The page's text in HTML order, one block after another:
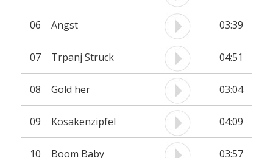
06 Angst 03:39
07 Trpanj Struck 04:51
08 Göld her 03:04
09 Kosakenzipfel 04:09
10 Boom Baby 03:57